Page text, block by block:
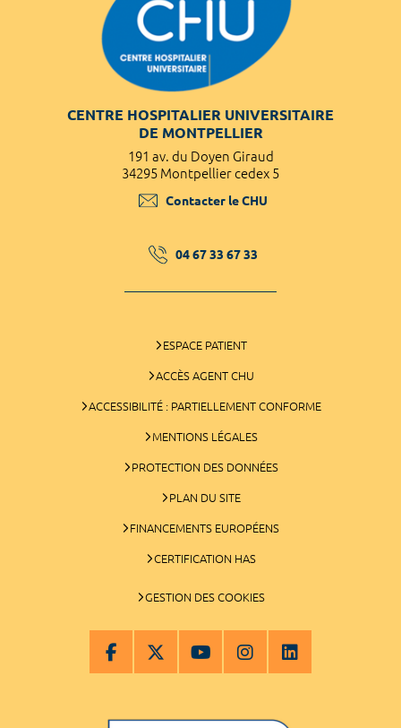
CENTRE HOSPITALIER UNIVERSITAIRE
DE MONTPELLIER
191 av. du Doyen Giraud
34295 Montpellier cedex 5
Contacter le CHU
04 67 33 67 33
ESPACE PATIENT
ACCÈS AGENT CHU
ACCESSIBILITÉ : PARTIELLEMENT CONFORME
MENTIONS LÉGALES
PROTECTION DES DONNÉES
PLAN DU SITE
FINANCEMENTS EUROPÉENS
CERTIFICATION HAS
GESTION DES COOKIES